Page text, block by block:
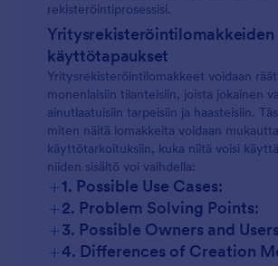
rekisteröintiprosessisi.
Yritysrekisteröintilomakkeiden
käyttötapaukset
Yritysrekisteröintilomakkeet voidaan
monenlaisiin tilanteisiin, joista jokainen
ainutlaatuisiin tarpeisiin ja haasteisiin.
miten näitä lomakkeita voidaan
käyttötarkoituksiin, kuka niitä voisi
niiden sisältö voi vaihdella:
+1. Possible Use Cases:
+2. Problem Solving Points:
+3. Possible Owners and
+4. Differences of Creation